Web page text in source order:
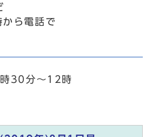
ら電話で
30分～12時